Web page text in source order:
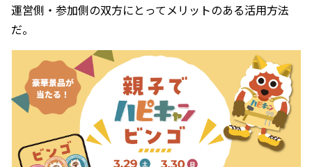
運営側・参加側の双方にとってメリットのある活用方法
だ。